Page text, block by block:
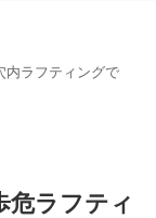
ラフティングで
ラフティ